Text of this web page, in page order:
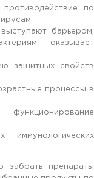
по
барьером,
оказывает
защитных свойств
процессы в
забрать препараты